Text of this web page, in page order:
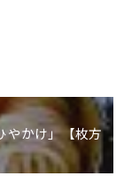
やかけ」【枚方